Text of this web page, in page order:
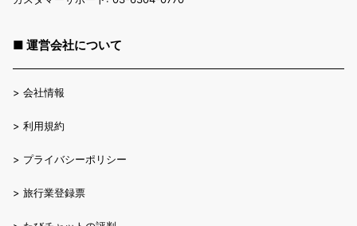
■ 運営会社について
> 会社情報
> 利用規約
> プライバシーポリシー
> 旅行業登録票